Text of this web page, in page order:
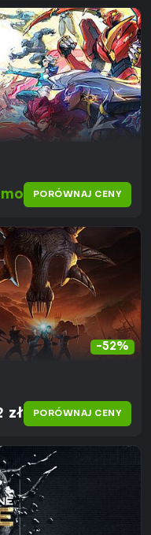
PORÓWNAJ CENY
-52%
zł PORÓWNAJ CENY